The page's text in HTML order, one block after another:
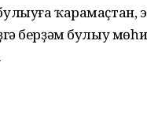
ҡарамаҫтан,
берҙәм булыу